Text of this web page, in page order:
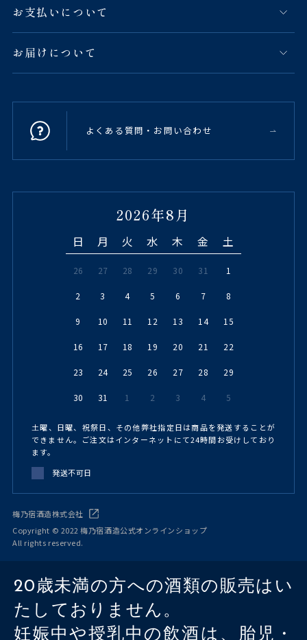
お支払いについて
お届けについて
よくある質問・お問い合わせ
2026年8月
日 月 火 水 木 金 土
26 27 28 29 30 31 1
2 3 4 5 6 7 8
9 10 11 12 13 14 15
16 17 18 19 20 21 22
23 24 25 26 27 28 29
30 31 1 2 3 4 5
土曜、日曜、祝祭日、その他弊社指定日は商品を発送することが
できません。ご注文はインターネットにて24時間お受けしており
ます。
発送不可日
梅乃宿酒造株式会社
Copyright © 2022 梅乃宿酒造公式オンラインショップ
All rights reserved.
20歳未満の方への酒類の販売はい
たしておりません。
妊娠中や授乳中の飲酒は、胎児・